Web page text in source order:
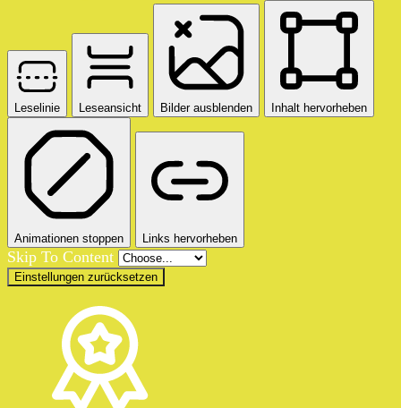
Leselinie Leseansicht Bilder ausblenden Inhalt hervorheben
Animationen stoppen Links hervorheben
Skip To Content
Einstellungen zurücksetzen